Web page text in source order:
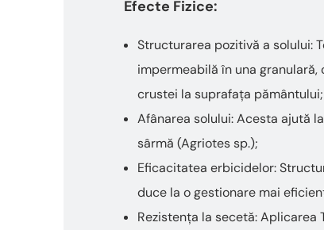
Efecte Fizice:
Structurarea pozitivă a solului:
impermeabilă în una
crustei la suprafața pământului;
Afânarea solului: Acesta ajută
sârmă (Agriotes sp.);
Eficacitatea erbicidelor:
duce la o gestionare mai
Rezistența la secetă: